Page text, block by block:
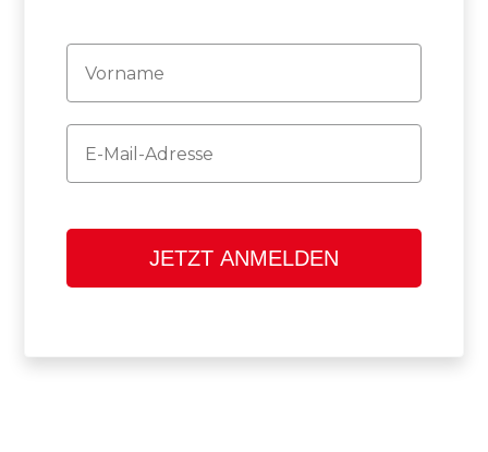
Firstname
Email
JETZT ANMELDEN